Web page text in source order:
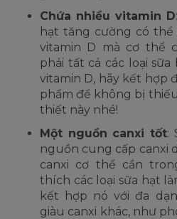
Chứa nhiều vitamin D
hạt tăng cường có
vitamin D mà cơ thể
phải tất cả các loại
vitamin D, hãy kết hợp
phẩm để không bị
thiết này nhé!
Một nguồn canxi tốt:
nguồn cung cấp canxi
canxi cơ thể cần
thích các loại sữa hạt
kết hợp nó với đa
giàu canxi khác, như